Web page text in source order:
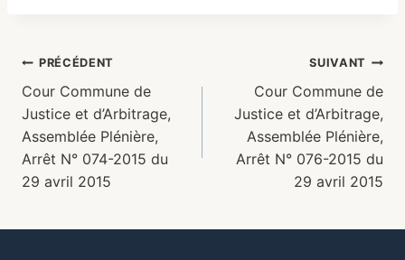
PRÉCÉDENT
Cour Commune de
Justice et d’Arbitrage,
Assemblée Plénière,
Arrêt N° 074-2015 du
29 avril 2015
SUIVANT
Cour Commune de
Justice et d’Arbitrage,
Assemblée Plénière,
Arrêt N° 076-2015 du
29 avril 2015